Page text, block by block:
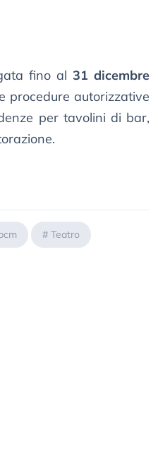
fino al 31 dicembre
procedure autorizzative
per tavolini di bar,
# Teatro